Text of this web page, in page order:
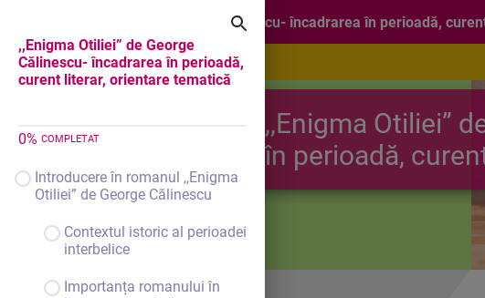
,,Enigma Otiliei” de George
Călinescu- încadrarea în perioadă,
curent literar, orientare tematică
0% COMPLETAT
Introducere în romanul ,,Enigma
Otiliei” de George Călinescu
Contextul istoric al perioadei
interbelice
Importanța romanului în
,,Enigma Otiliei” de George Călinescu- încadrarea în perioadă,
,,Enigma Otiliei”
în perioadă,